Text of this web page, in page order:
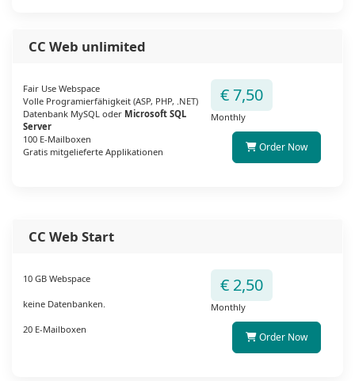
CC Web unlimited
Fair Use Webspace
Volle Programierfähigkeit (ASP, PHP, .NET)
Datenbank MySQL oder Microsoft SQL
Server
100 E-Mailboxen
Gratis mitgelieferte Applikationen
€ 7,50
Monthly
Order Now
CC Web Start
10 GB Webspace
keine Datenbanken.
20 E-Mailboxen
€ 2,50
Monthly
Order Now